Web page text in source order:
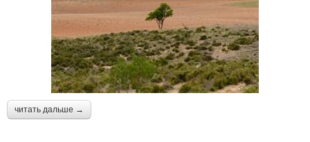
читать дальше →